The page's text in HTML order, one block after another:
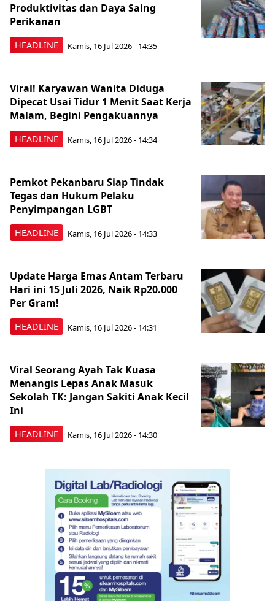
HEADLINE
Produktivitas dan Daya Saing
Perikanan
Kamis, 16 Jul 2026 - 14:35
HEADLINE
Viral! Karyawan Wanita Diduga
Dipecat Usai Tidur 1 Menit Saat Kerja
Malam, Begini Pengakuannya
Kamis, 16 Jul 2026 - 14:34
HEADLINE
Pemkot Pekanbaru Siap Tindak
Tegas dan Hukum Pelaku
Penyimpangan LGBT
Kamis, 16 Jul 2026 - 14:33
HEADLINE
Update Harga Emas Antam Terbaru
Hari ini 15 Juli 2026, Naik Rp20.000
Per Gram!
Kamis, 16 Jul 2026 - 14:31
HEADLINE
Viral Seorang Ayah Tak Kuasa
Menangis Lepas Anak Masuk
Sekolah TK: Jangan Sakiti Anak Kecil
Ini
Kamis, 16 Jul 2026 - 14:30